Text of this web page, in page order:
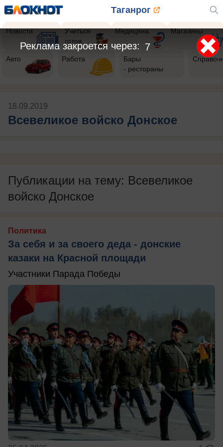
Таганрог
Новости
Учиться
готов
Медицина Магазины
Авто Работа
Бары
- рестораны
18.09.2019
Всевеликое войско Донское
Публикации на тему: Всевеликое
войско Донское
Политика
За себя и за своего деда - донские
казаки на Красной площади
Участники Парада Победы
7
Реклама закроется через: